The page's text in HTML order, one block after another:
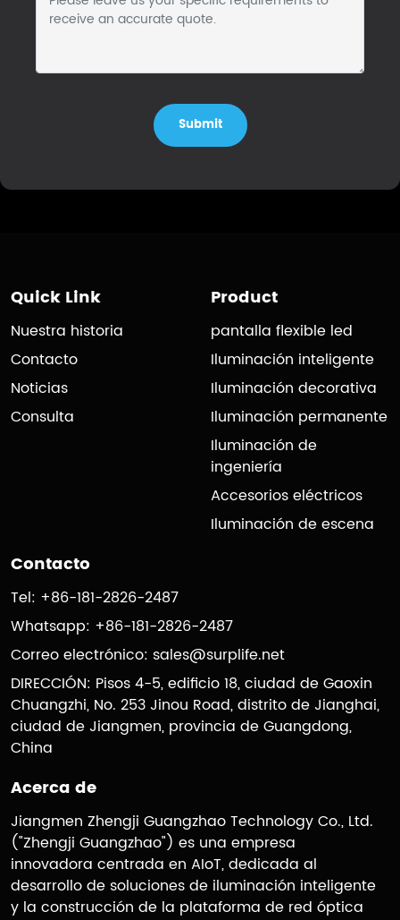
Submit
Quick Link
Nuestra historia
Contacto
Noticias
Consulta
Product
pantalla flexible led
Iluminación inteligente
Iluminación decorativa
Iluminación permanente
Iluminación de
ingeniería
Accesorios eléctricos
Iluminación de escena
Contacto
Tel: +86-181-2826-2487
Whatsapp: +86-181-2826-2487
Correo electrónico: sales@surplife.net
DIRECCIÓN: Pisos 4-5, edificio 18, ciudad de Gaoxin
Chuangzhi, No. 253 Jinou Road, distrito de Jianghai,
ciudad de Jiangmen, provincia de Guangdong,
China
Acerca de
Jiangmen Zhengji Guangzhao Technology Co., Ltd.
("Zhengji Guangzhao") es una empresa
innovadora centrada en AIoT, dedicada al
desarrollo de soluciones de iluminación inteligente
y la construcción de la plataforma de red óptica